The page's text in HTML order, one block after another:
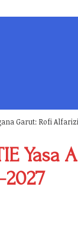
Garut: Rofi